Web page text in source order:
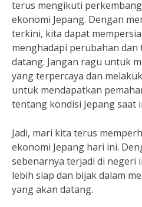
terus mengikuti
ekonomi Jepang. Dengan
terkini, kita dapat
menghadapi perubahan
datang. Jangan ragu untuk
yang terpercaya dan
untuk mendapatkan
tentang kondisi Jepang saat
Jadi, mari kita terus
ekonomi Jepang hari ini.
sebenarnya terjadi di negeri
lebih siap dan bijak dalam
yang akan datang.